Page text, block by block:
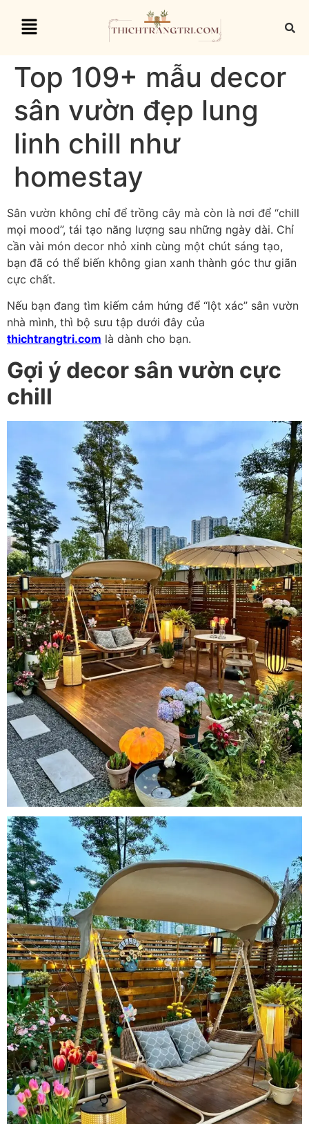
Top 109+ mẫu decor
sân vườn đẹp lung
linh chill như
homestay
Sân vườn không chỉ để trồng cây mà còn là nơi để “chill
mọi mood”, tái tạo năng lượng sau những ngày dài. Chỉ
cần vài món decor nhỏ xinh cùng một chút sáng tạo,
bạn đã có thể biến không gian xanh thành góc thư giãn
cực chất.
Nếu bạn đang tìm kiếm cảm hứng để “lột xác” sân vườn
nhà mình, thì bộ sưu tập dưới đây của
thichtrangtri.com là dành cho bạn.
Gợi ý decor sân vườn cực
chill